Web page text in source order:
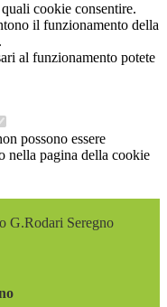
cookie consentire.
il funzionamento della
al funzionamento potete
possono essere
nella pagina della cookie
G.Rodari Seregno